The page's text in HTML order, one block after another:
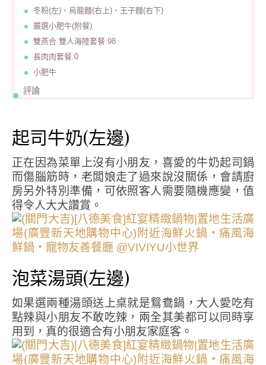
冬粉(左)、烏龍麵(右上)、王子麵(右下)
嚴選小肥牛(附餐)
雙燕合 雙人海陸套餐 98
長肉肉套餐 0
小肥牛
評論
起司牛奶(左邊)
正在因為菜單上沒有小朋友，喜愛的牛奶起司鍋
而傷腦筋時，老闆娘走了過來說沒關係，會請廚
房另外特別準備，可依照客人需要隨機應變，值
得令人大大讚賞。
泡菜湯頭(左邊)
如果選兩種湯頭送上桌就是鴛鴦鍋，大人愛吃有
點辣與小朋友不敢吃辣，兩全其美都可以同時享
用到，真的很適合有小朋友家庭客。